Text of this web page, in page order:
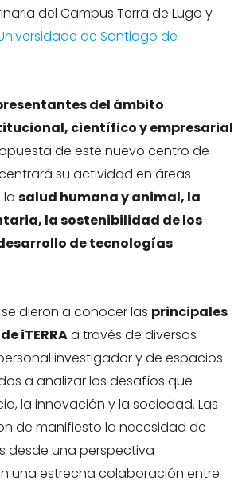
del Campus Terra de Lugo y
de Santiago de
del ámbito
científico y empresarial
de este nuevo centro de
su actividad en áreas
salud humana y animal, la
la sostenibilidad de los
de tecnologías
dieron a conocer las principales
iTERRAa través de diversas
investigador y de espacios
a analizar los desafíos que
la innovación y la sociedad. Las
de manifiesto la necesidad de
desde una perspectiva
una estrecha colaboración entre